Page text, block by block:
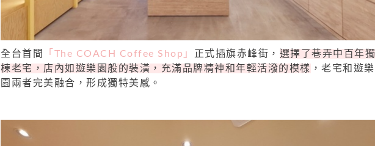
全台首間 「The COACH Coffee Shop」 正式插旗赤峰街， 選擇了巷弄中百年獨
棟老宅，店內如遊樂園般的裝潢，充滿品牌精神和年輕活潑的模樣 ，老宅和遊樂
園兩者完美融合，形成獨特美感。